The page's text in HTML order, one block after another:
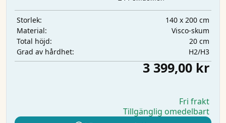
Storlek:
140 x 200 cm
Material:
Visco-skum
Total höjd:
20 cm
Grad av hårdhet:
H2/H3
3 399,00 kr
Fri frakt
Tillgänglig omedelbart